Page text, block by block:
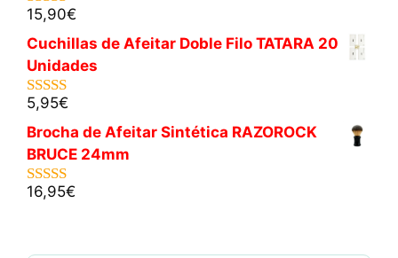
5.00de 5
15,90€
Cuchillas de Afeitar Doble Filo TATARA 20
Unidades
5.00de 5
5,95€
Brocha de Afeitar Sintética RAZOROCK
BRUCE 24mm
5.00de 5
16,95€